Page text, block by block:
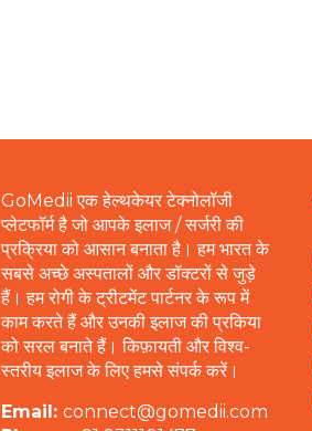
GoMedii एक हेल्थकेयर टेक्नोलॉजी
प्लेटफॉर्म है जो आपके इलाज / सर्जरी की
प्रक्रिया को आसान बनाता है। हम भारत के
सबसे अच्छे अस्पतालों और डॉक्टरों से जुड़े
हैं। हम रोगी के ट्रीटमेंट पार्टनर के रूप में
काम करते हैं और उनकी इलाज की प्रकिया
को सरल बनाते हैं। किफ़ायती और विश्व-
स्तरीय इलाज के लिए हमसे संपर्क करें।
Email: connect@gomedii.com